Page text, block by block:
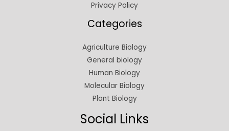
Privacy Policy
Categories
Agriculture Biology
General biology
Human Biology
Molecular Biology
Plant Biology
Social Links